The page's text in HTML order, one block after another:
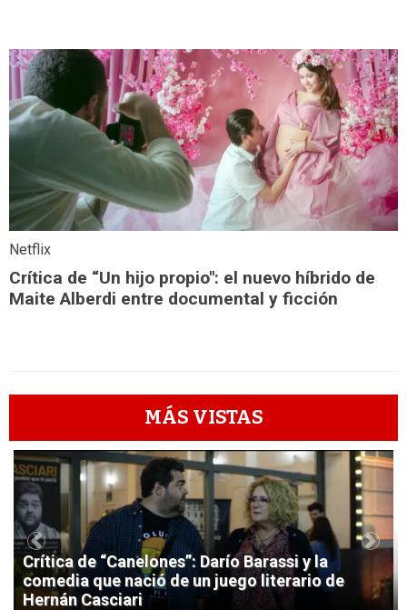
Netflix
Crítica de “Un hijo propio": el nuevo híbrido de
Maite Alberdi entre documental y ficción
MÁS VISTAS
1
Crítica de “Canelones”: Darío Barassi y la
comedia que nació de un juego literario de
Hernán Casciari
Previous Next